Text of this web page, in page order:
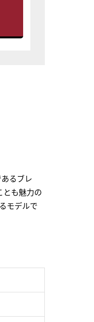
るブレ
とも魅力の
モデルで